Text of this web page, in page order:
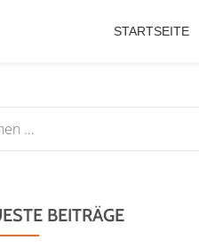
STARTSEITE
BEITRÄGE